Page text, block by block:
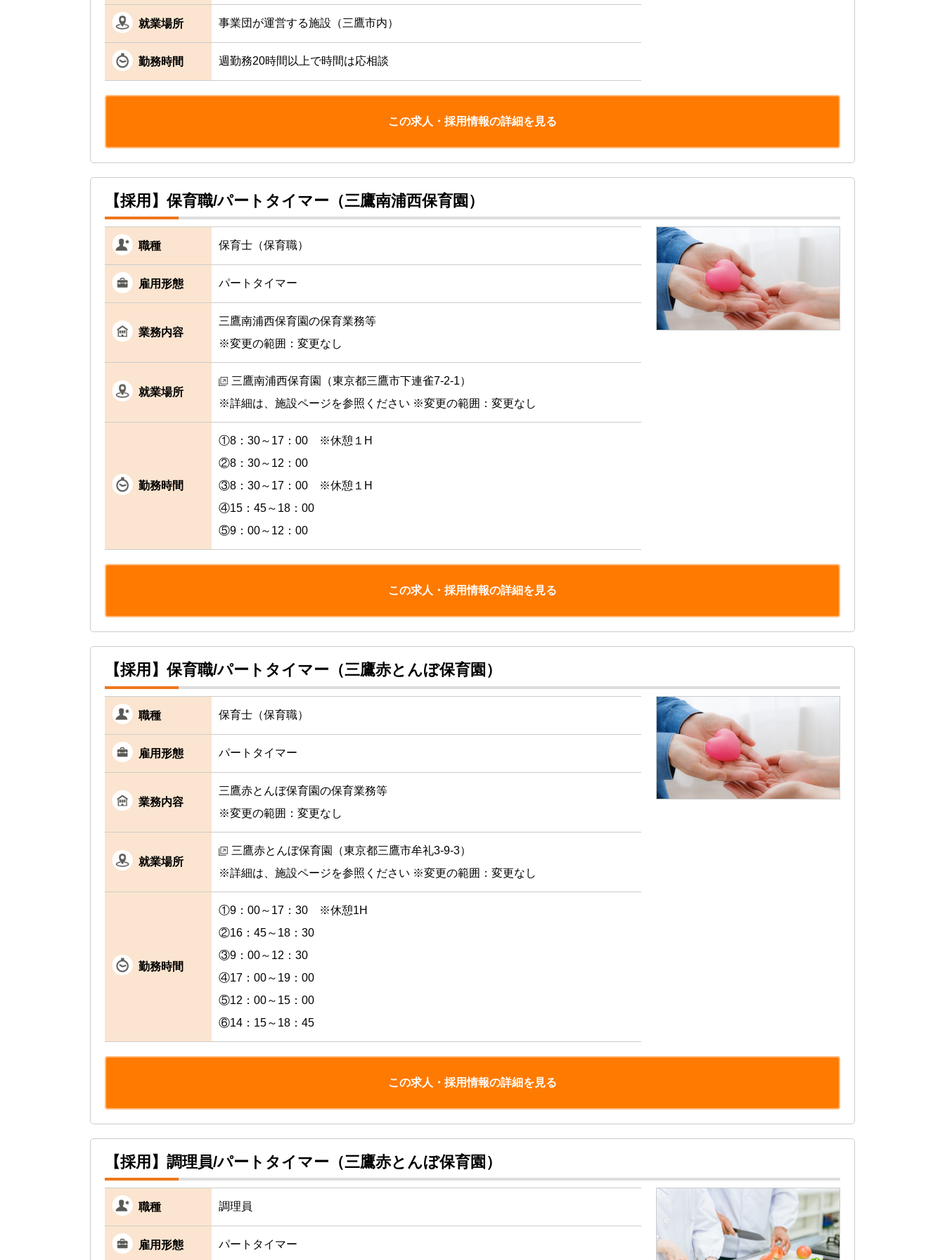
就業場所 事業団が運営する施設（三鷹市内）
勤務時間 週勤務20時間以上で時間は応相談
この求人・採用情報の詳細を見る
【採用】保育職/パートタイマー（三鷹南浦西保育園）
職種 保育士（保育職）
雇用形態 パートタイマー
業務内容
三鷹南浦西保育園の保育業務等
※変更の範囲：変更なし
就業場所
三鷹南浦西保育園（東京都三鷹市下連雀7-2-1）
※詳細は、施設ページを参照ください ※変更の範囲：変更なし
勤務時間
①8：30～17：00 ※休憩１H
②8：30～12：00
③8：30～17：00 ※休憩１H
④15：45～18：00
⑤9：00～12：00
この求人・採用情報の詳細を見る
【採用】保育職/パートタイマー（三鷹赤とんぼ保育園）
職種 保育士（保育職）
雇用形態 パートタイマー
業務内容
三鷹赤とんぼ保育園の保育業務等
※変更の範囲：変更なし
就業場所
三鷹赤とんぼ保育園（東京都三鷹市牟礼3-9-3）
※詳細は、施設ページを参照ください ※変更の範囲：変更なし
勤務時間
①9：00～17：30 ※休憩1H
②16：45～18：30
③9：00～12：30
④17：00～19：00
⑤12：00～15：00
⑥14：15～18：45
この求人・採用情報の詳細を見る
【採用】調理員/パートタイマー（三鷹赤とんぼ保育園）
職種 調理員
雇用形態 パートタイマー